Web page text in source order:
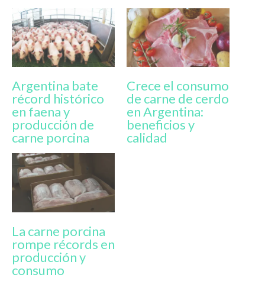
Argentina bate
récord histórico
en faena y
producción de
carne porcina
Crece el consumo
de carne de cerdo
en Argentina:
beneficios y
calidad
La carne porcina
rompe récords en
producción y
consumo